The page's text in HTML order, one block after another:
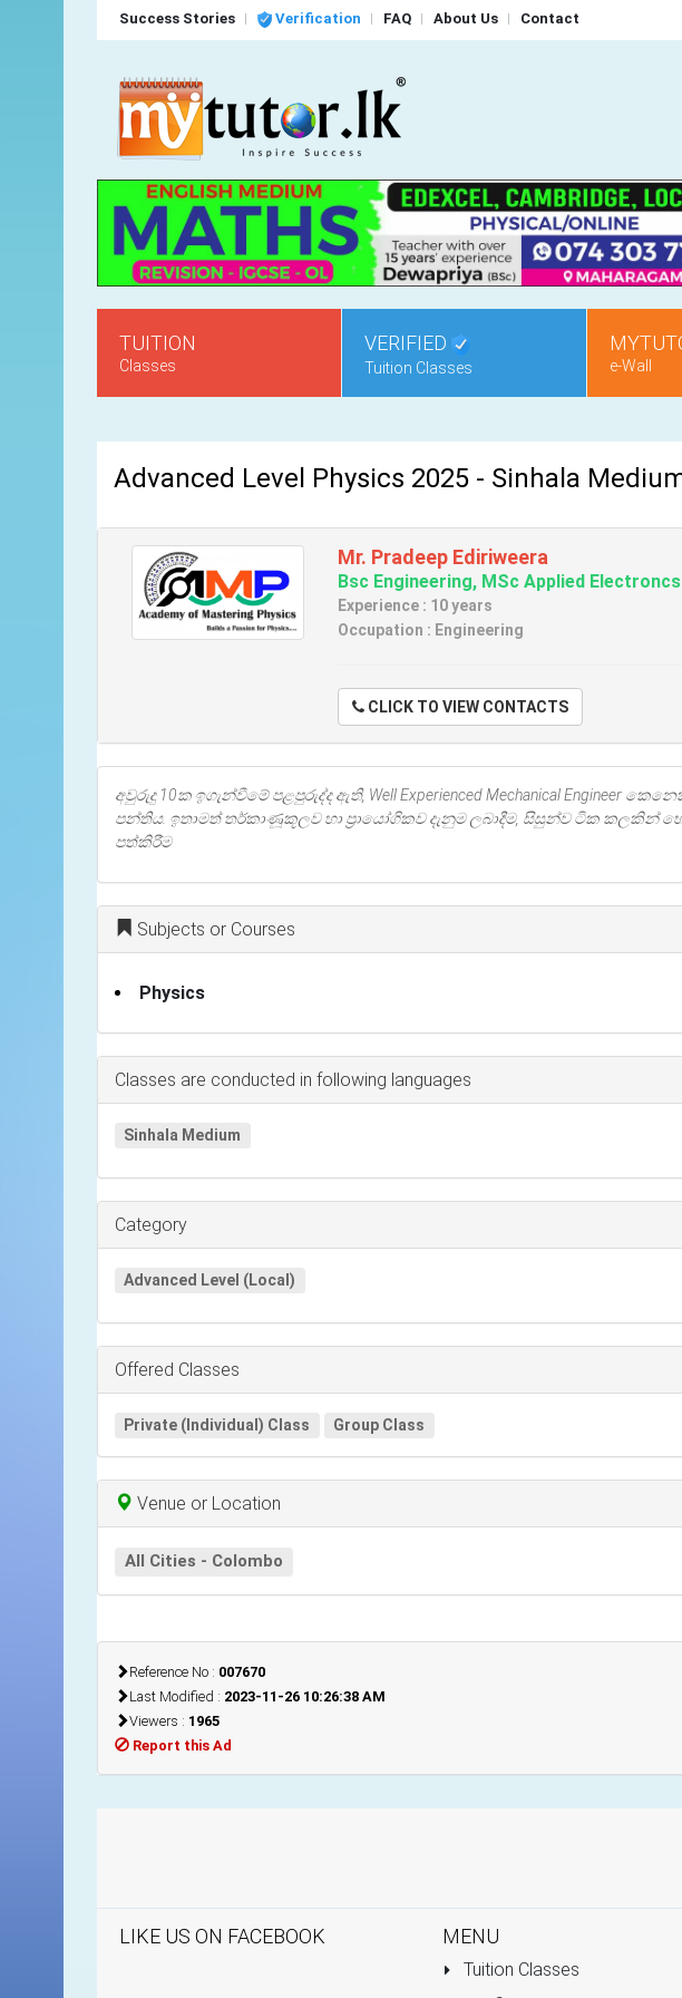
Success Stories Verification FAQ About Us Contact
TUITION
Classes
VERIFIED
Tuition Classes e-Wall
Advanced Level Physics 2025 - Sinhala
Mr. Pradeep Ediriweera
Bsc Engineering, MSc Applied Electroncs
Experience : 10 years
Occupation : Engineering
CLICK TO VIEW CONTACTS
අවුරුදු 10ක ඉගැන්වීමේ පළපුරුද්ද ඇති, Well Experienced Mechanical Engineer
පන්තිය. ඉතාමත් තර්කාණූකූලව හා ප්‍රායෝගිකව දැනුම ලබාදීම, සිසුන්ව ටික කලකින්
පත්කිරීම
Subjects or Courses
Physics
Classes are conducted in following languages
Sinhala Medium
Category
Advanced Level (Local)
Offered Classes
Private (Individual) Class Group Class
Venue or Location
All Cities - Colombo
Reference No : 007670
Last Modified : 2023-11-26 10:26:38 AM
Viewers : 1965
Report this Ad
LIKE US ON FACEBOOK MENU
Tuition Classes